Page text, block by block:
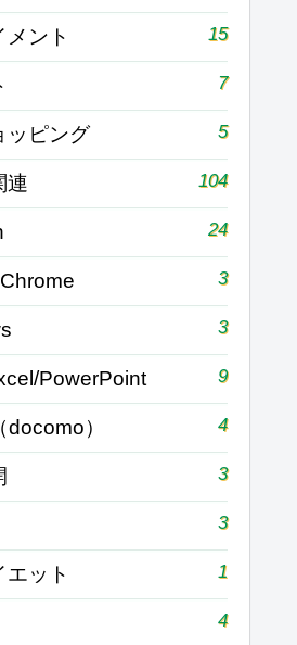
メント 15
7
ッピング 5
連 104
24
3
3
PowerPoint 9
docomo） 4
3
3
ット 1
4